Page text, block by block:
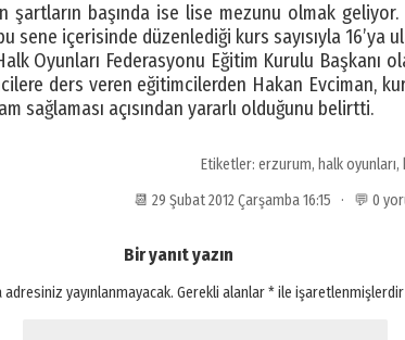
şartların başında ise lise mezunu olmak
sene içerisinde düzenlediği kurs sayısıyla 16’ya
Oyunları Federasyonu Eğitim Kurulu Başkanı
ders veren eğitimcilerden Hakan Evciman,
sağlaması açısından yararlı olduğunu belirtti.
Etiketler: erzurum, halk oyunları,
📆 29 Şubat 2012 Çarşamba 16:15 · 💬 0
Bir yanıt yazın
yayınlanmayacak. Gerekli alanlar*ile işaretlenmişlerdir